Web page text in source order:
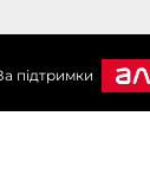
підтримки